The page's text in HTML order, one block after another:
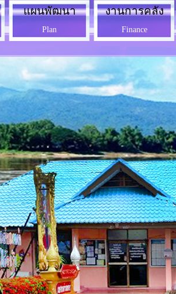
แผนพัฒนา
Plan
งานการคลัง
Finance